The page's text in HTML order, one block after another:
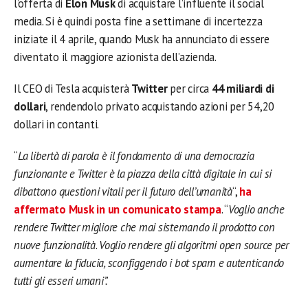
l’offerta di Elon Muskdi acquistare l’influente il social
media. Si è quindi posta fine a settimane di incertezza
iniziate il 4 aprile, quando Musk ha annunciato di essere
diventato il maggiore azionista dell’azienda.
Il CEO di Tesla acquisteràTwitterper circa 44 miliardi di
dollari, rendendolo privato acquistando azioni per 54,20
dollari in contanti.
“La libertà di parola è il fondamento di una democrazia
funzionante e Twitter è la piazza della città digitale in cui si
dibattono questioni vitali per il futuro dell’umanità“,ha
affermato Muskin un comunicato stampa. “Voglio anche
rendere Twitter migliore che mai sistemando il prodotto con
nuove funzionalità.Voglio renderegli algoritmi open source per
aumentare la fiducia, sconfiggendo i bot spam e autenticando
tutti gli esseri umani”.